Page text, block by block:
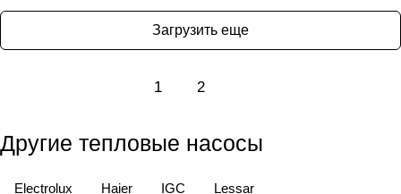
Загрузить еще
1 2
Другие тепловые насосы
Electrolux Haier IGC Lessar